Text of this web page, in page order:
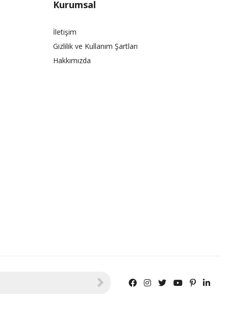
Kurumsal
İletişim
Gizlilik ve Kullanım Şartları
Hakkımızda